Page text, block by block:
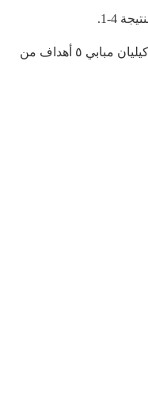
4-1.
لقد سجل ميسي هدفي برشلونة الوحيدين في المباراتين بينما سجل كيليان مبابي ٥ أهداف من